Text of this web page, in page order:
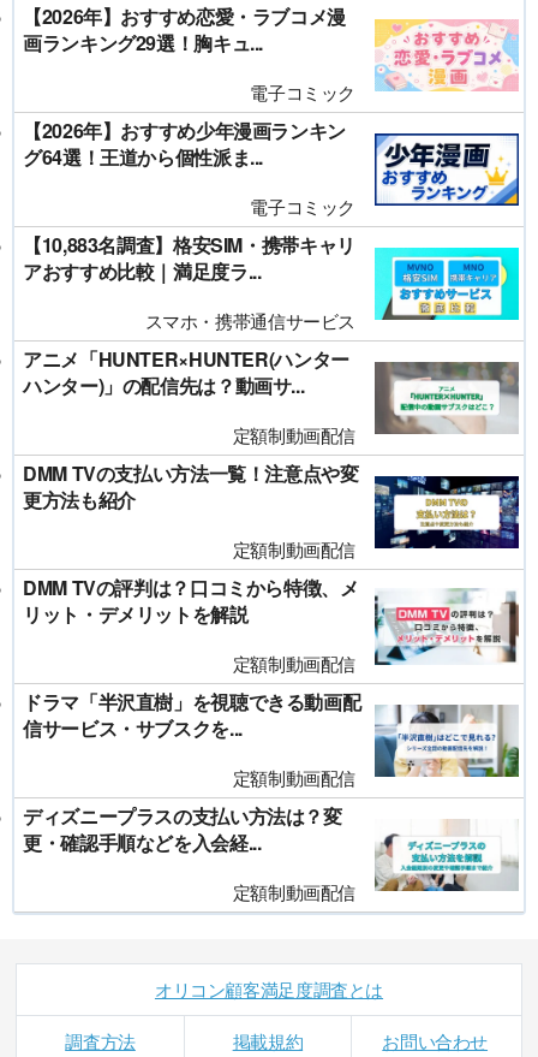
【2026年】おすすめ恋愛・ラブコメ漫
画ランキング29選！胸キュ...
電子コミック
【2026年】おすすめ少年漫画ランキン
グ64選！王道から個性派ま...
電子コミック
【10,883名調査】格安SIM・携帯キャリ
アおすすめ比較｜満足度ラ...
スマホ・携帯通信サービス
アニメ「HUNTER×HUNTER(ハンター
ハンター)」の配信先は？動画サ...
定額制動画配信
DMM TVの支払い方法一覧！注意点や変
更方法も紹介
定額制動画配信
DMM TVの評判は？口コミから特徴、メ
リット・デメリットを解説
定額制動画配信
ドラマ「半沢直樹」を視聴できる動画配
信サービス・サブスクを...
定額制動画配信
ディズニープラスの支払い方法は？変
更・確認手順などを入会経...
定額制動画配信
オリコン顧客満足度調査とは
調査方法 掲載規約 お問い合わせ